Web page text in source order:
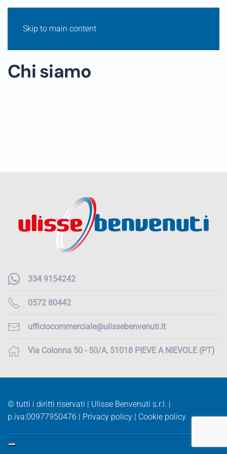
Skip to main content
Chi siamo
334 9154242
0572 80442
ufficiocommerciale@ulissebenvenuti.it
Via Colonna 50 - 50/A, 51018 PIEVE A NIEVOLE (PT)
© tutti i diritti riservati | Ulisse Benvenuti s.r.l. |
p.iva:00977950476 | Privacy policy | Cookie policy